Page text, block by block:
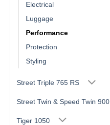
Electrical
Luggage
Performance
Protection
Styling
Street Triple 765 RS
Street Twin & Speed Twin 900
Tiger 1050